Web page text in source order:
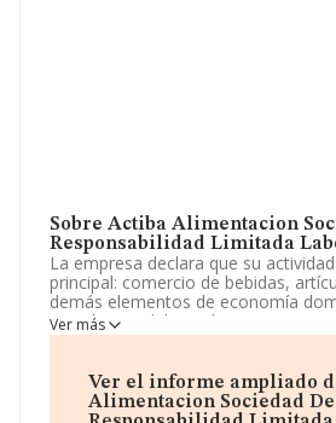
Sobre Actiba Alimentacion
Responsabilidad Limitada
La empresa declara que su
principal: comercio de bebidas,
demás elementos de economía
vestido y mobiliario, limpieza,
general, los propios de los
artículos de alimentación, in. La
en el Registro Mercantil como
actividad de referencia CNAE
Ver más
Ver el informe ampliado
Alimentacion Sociedad De